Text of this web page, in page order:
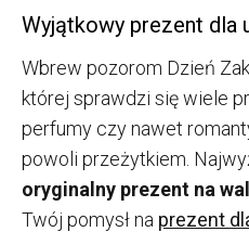
Wyjątkowy prezent dla
Wbrew pozorom Dzień
której sprawdzi się wiele
perfumy czy nawet
powoli przeżytkiem.
oryginalny prezent na
Twój pomysł na prezent